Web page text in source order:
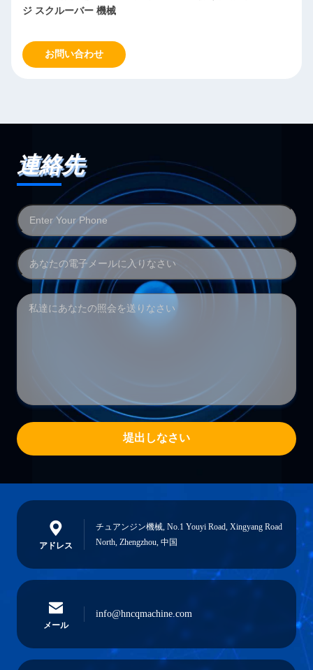
ンスクーラー メーキングマシン スクーリング パッド ニット
お問い合わせ
連絡先
堤出しなさい
アドレス
チュアンジン機械, No.1 Youyi Road, Xingyang Road
North, Zhengzhou, 中国
メール
info@hncqmachine.com